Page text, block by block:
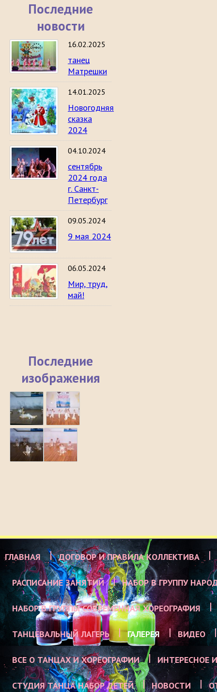
Последние
новости
16.02.2025
танец
Матрешки
14.01.2025
Новогодняя
сказка
2024
04.10.2024
сентябрь
2024 года
г. Санкт-
Петербург
09.05.2024
9 мая 2024
06.05.2024
Мир, труд,
май!
Последние
изображения
ГЛАВНАЯ ДОГОВОР И ПРАВИЛА КОЛЛЕКТИВА
РАСПИСАНИЕ ЗАНЯТИЙ НАБОР В ГРУППУ
НАБОР В ГРУППЫ СОВРЕМЕННАЯ ХОРЕОГРАФИЯ
ТАНЦЕВАЛЬНЫЙ ЛАГЕРЬ ГАЛЕРЕЯ ВИДЕО
ВСЕ О ТАНЦАХ И ХОРЕОГРАФИИ ИНТЕРЕСНОЕ
СТУДИЯ ТАНЦА НАБОР ДЕТЕЙ НОВОСТИ